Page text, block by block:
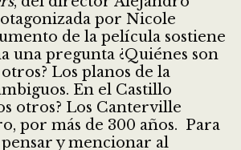
por Nicole
de la película sostiene
una pregunta ¿Quiénes son
Los planos de la
En el Castillo
otros? Los Canterville
por más de 300 años. Para
y mencionar al